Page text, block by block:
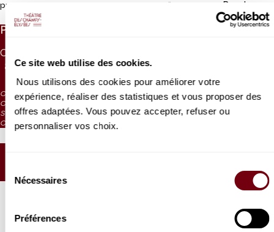
Ce site web utilise des cookies.
Nous utilisons des cookies pour améliorer votre
expérience, réaliser des statistiques et vous proposer des
offres adaptées. Vous pouvez accepter, refuser ou
personnaliser vos choix.
du Nécessaires
Préférences
present Mozart’s Exsultate Jubilate, the “Unfinished” symphony
and the “Farewell” sonata. Could these possibly be surprise
musical messages to someone about to leave for pastures new?
Coproduction Radio France | Théâtre des Champs-Elysées
Concert diffusé en direct sur France Musique dans l’émission
concert du soirprésenté par Saskia De Ville. Puis disponible en
streaming sur le site de France Musique et l’appli Radio France.
Read more
PRICES
CAT. 1
85 €
65 €
45 €
30 €
7 €
CAT. 4: reduced visibility
CAT. 5: reduced visibility / on sale from the box office and online from
September 2024
CAT. 6: no visibility / on sale 1h before the performance from the box office